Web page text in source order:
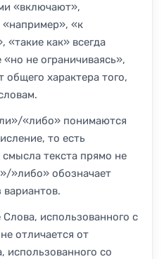
«включают»,
«к
«такие как» всегда
не ограничиваясь»,
общего характера того,
«либо» понимаются
то есть
текста прямо не
»либо» обозначает
Слова, использованного с
отличается от
использованного со